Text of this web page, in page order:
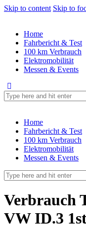
Skip to content Skip to
Home
Fahrbericht & Test
100 km Verbrauch
Elektromobilität
Messen & Events
Home
Fahrbericht & Test
100 km Verbrauch
Elektromobilität
Messen & Events
Verbrauch
VW ID.3